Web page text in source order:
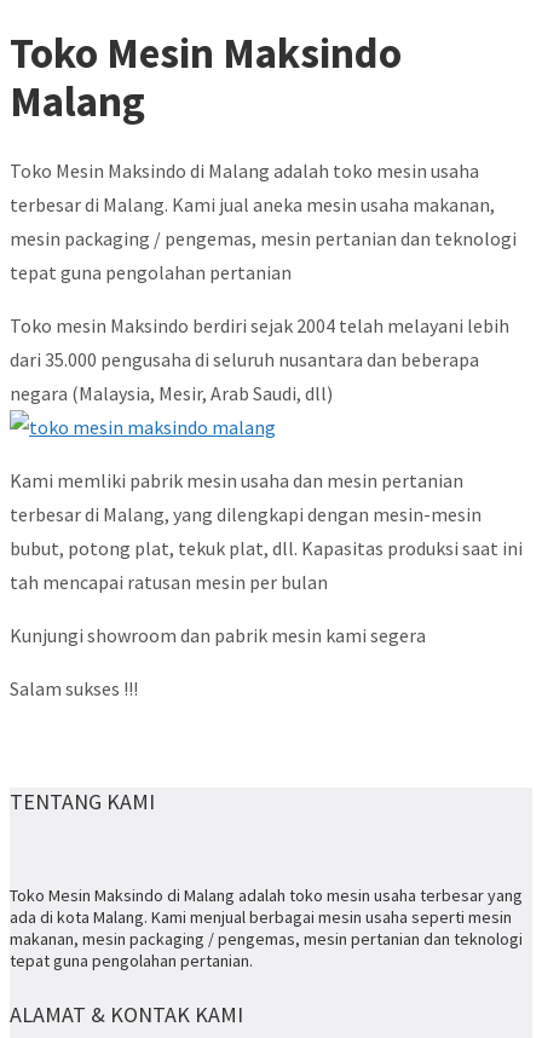
Toko Mesin Maksindo
Malang
Toko Mesin Maksindo di Malang adalah toko mesin usaha
terbesar di Malang. Kami jual aneka mesin usaha makanan,
mesin packaging / pengemas, mesin pertanian dan teknologi
tepat guna pengolahan pertanian
Toko mesin Maksindo berdiri sejak 2004 telah melayani lebih
dari 35.000 pengusaha di seluruh nusantara dan beberapa
negara (Malaysia, Mesir, Arab Saudi, dll)
Kami memliki pabrik mesin usaha dan mesin pertanian
terbesar di Malang, yang dilengkapi dengan mesin-mesin
bubut, potong plat, tekuk plat, dll. Kapasitas produksi saat ini
tah mencapai ratusan mesin per bulan
Kunjungi showroom dan pabrik mesin kami segera
Salam sukses !!!
TENTANG KAMI
Toko Mesin Maksindo di Malang adalah toko mesin usaha terbesar yang
ada di kota Malang. Kami menjual berbagai mesin usaha seperti mesin
makanan, mesin packaging / pengemas, mesin pertanian dan teknologi
tepat guna pengolahan pertanian.
ALAMAT & KONTAK KAMI